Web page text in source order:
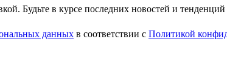
Будьте в курсе последних новостей и тенденций
данных в соответствии с Политикой